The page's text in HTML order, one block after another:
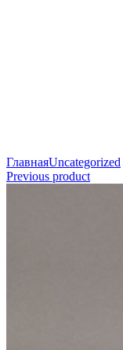
ГлавнаяUncategorized
Previous product